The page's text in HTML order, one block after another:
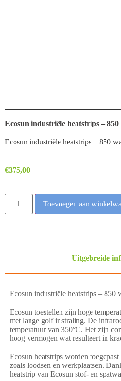
Ecosun industriële heatstrips –
Ecosun industriële heatstrips – 850
€375,00
Toevoegen aan
Uitgebreide
Ecosun industriële heatstrips – 850
Ecosun toestellen zijn hoge
met lange golf ir straling. De
temperatuur van 350°C. Het zijn
hoog vermogen wat resulteert in
Ecosun heatstrips worden
zoals loodsen en werkplaatsen.
heatstrip van Ecosun stof- en